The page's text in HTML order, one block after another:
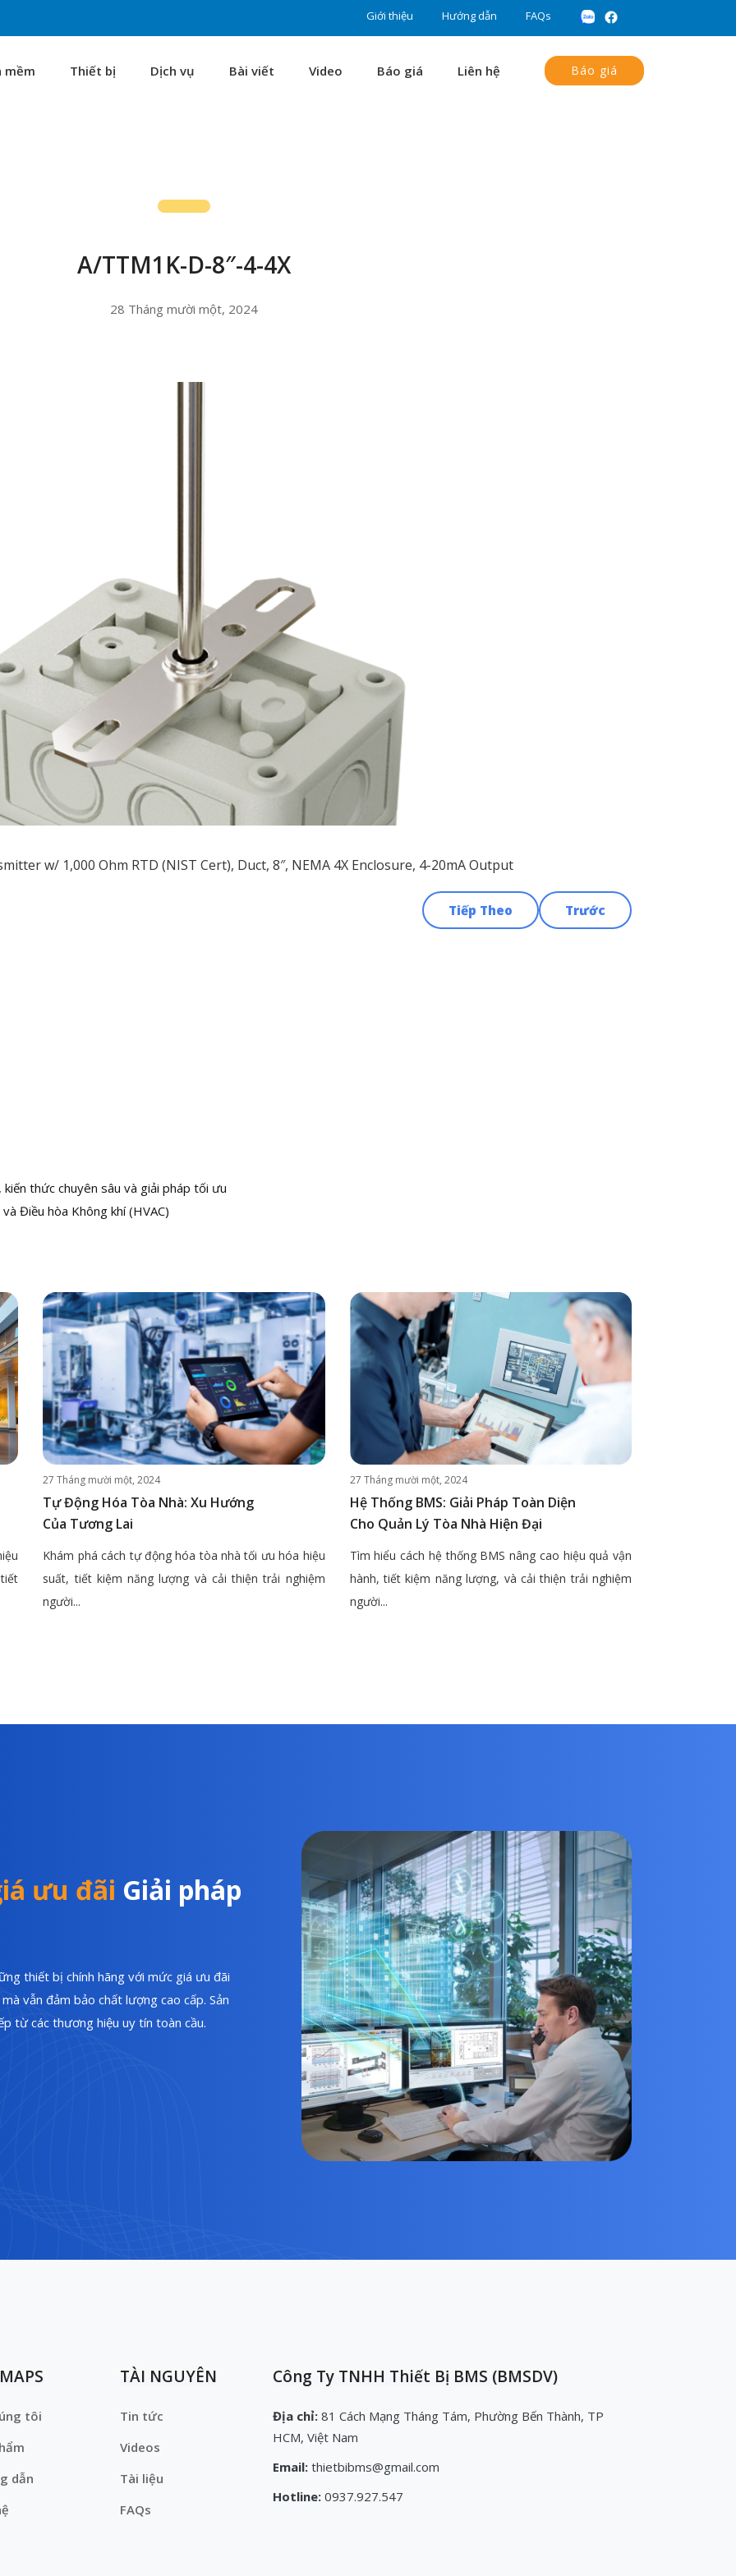
Giới thiệu Hướng dẫn FAQs
mềm Thiết bị Dịch vụ Bài viết Video Báo giá Liên hệ Báo giá
A/TTM1K-D-8″-4-4X
28 Tháng mười một, 2024
w/ 1,000 Ohm RTD (NIST Cert), Duct, 8″, NEMA 4X Enclosure, 4-20mA Output
Trước
Tiếp Theo
thức chuyên sâu và giải pháp tối ưu
Điều hòa Không khí (HVAC)
27 Tháng mười một, 2024
Tự Động Hóa Tòa Nhà: Xu Hướng
Của Tương Lai
Khám phá cách tự động hóa tòa nhà tối ưu hóa hiệu
suất, tiết kiệm năng lượng và cải thiện trải nghiệm
người...
27 Tháng mười một, 2024
Hệ Thống BMS: Giải Pháp Toàn Diện
Cho Quản Lý Tòa Nhà Hiện Đại
Tìm hiểu cách hệ thống BMS nâng cao hiệu quả vận
hành, tiết kiệm năng lượng, và cải thiện trải nghiệm
người...
ưu đãi Giải pháp
thiết bị chính hãng với mức giá ưu đãi
vẫn đảm bảo chất lượng cao cấp. Sản
từ các thương hiệu uy tín toàn cầu.
tôi
dẫn
TÀI NGUYÊN
Tin tức
Videos
Tài liệu
FAQs
Công Ty TNHH Thiết Bị BMS (BMSDV)
Địa chỉ: 81 Cách Mạng Tháng Tám, Phường Bến Thành, TP
HCM, Việt Nam
Email: thietbibms@gmail.com
Hotline: 0937.927.547